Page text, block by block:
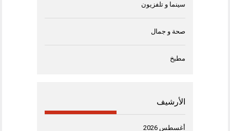
سينما و تلفزيون
صحة و جمال
مطبخ
الأرشيف
أغسطس 2026